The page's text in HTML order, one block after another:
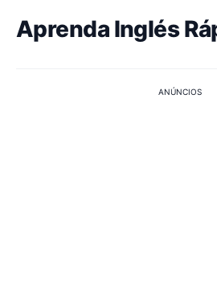
Aprenda Inglés
ANÚNCIOS